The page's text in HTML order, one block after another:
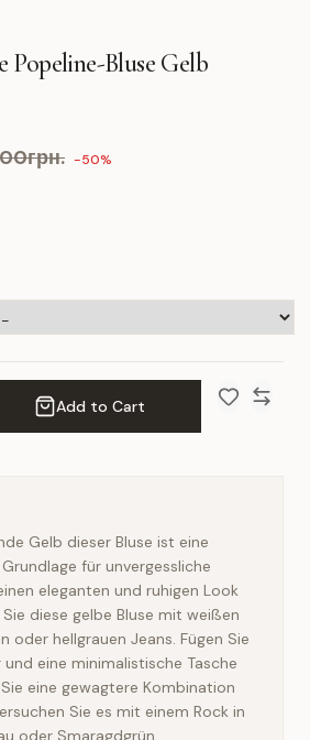
Popeline-Bluse Gelb
-50%
Add to Cart
Gelb dieser Bluse ist eine
für unvergessliche
eleganten und ruhigen Look
diese gelbe Bluse mit weißen
oder hellgrauen Jeans. Fügen Sie
eine minimalistische Tasche
eine gewagtere Kombination
Sie es mit einem Rock in
oder Smaragdgrün.